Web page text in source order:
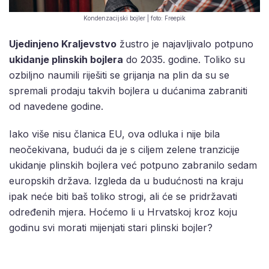
Kondenzacijski bojler | foto: Freepik
Ujedinjeno Kraljevstvo žustro je najavljivalo potpuno
ukidanje plinskih bojlera do 2035. godine. Toliko su
ozbiljno naumili riješiti se grijanja na plin da su se
spremali prodaju takvih bojlera u dućanima zabraniti
od navedene godine.
Iako više nisu članica EU, ova odluka i nije bila
neočekivana, budući da je s ciljem zelene tranzicije
ukidanje plinskih bojlera već potpuno zabranilo sedam
europskih država. Izgleda da u budućnosti na kraju
ipak neće biti baš toliko strogi, ali će se pridržavati
određenih mjera. Hoćemo li u Hrvatskoj kroz koju
godinu svi morati mijenjati stari plinski bojler?